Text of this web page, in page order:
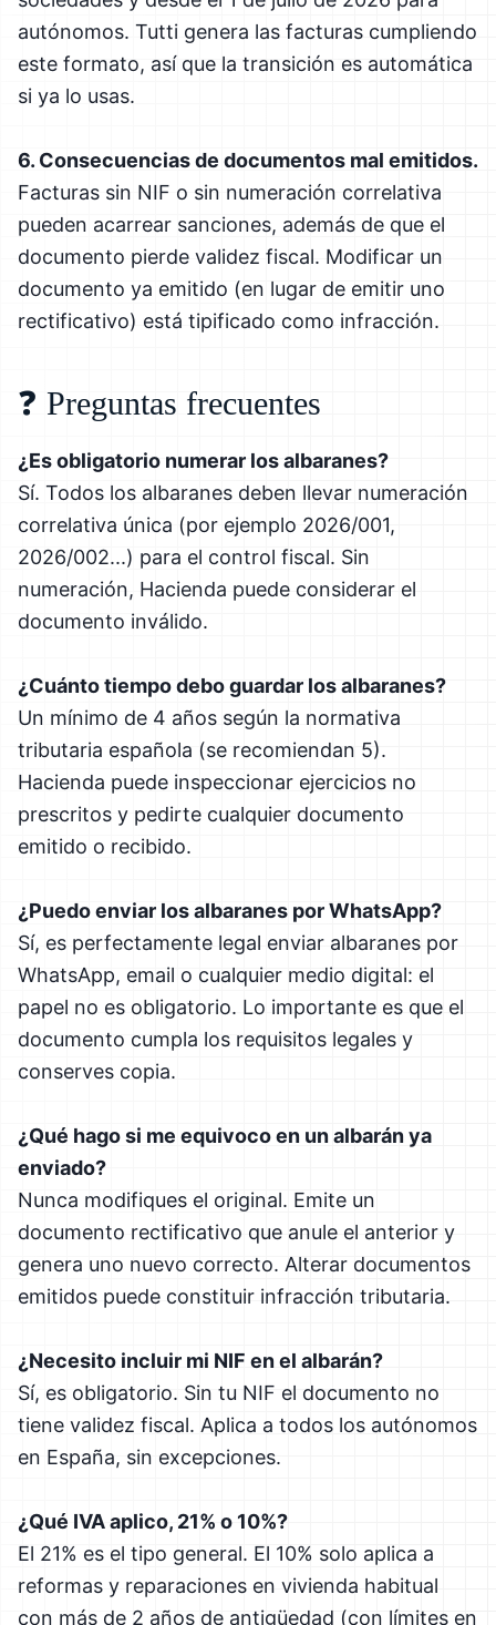
autónomos. Tutti genera las facturas cumpliendo
este formato, así que la transición es automática
si ya lo usas.
6. Consecuencias de documentos mal emitidos.
Facturas sin NIF o sin numeración correlativa
pueden acarrear sanciones, además de que el
documento pierde validez fiscal. Modificar un
documento ya emitido (en lugar de emitir uno
rectificativo) está tipificado como infracción.
❓ Preguntas frecuentes
¿Es obligatorio numerar los albaranes?
Sí. Todos los albaranes deben llevar numeración
correlativa única (por ejemplo 2026/001,
2026/002...) para el control fiscal. Sin
numeración, Hacienda puede considerar el
documento inválido.
¿Cuánto tiempo debo guardar los albaranes?
Un mínimo de 4 años según la normativa
tributaria española (se recomiendan 5).
Hacienda puede inspeccionar ejercicios no
prescritos y pedirte cualquier documento
emitido o recibido.
¿Puedo enviar los albaranes por WhatsApp?
Sí, es perfectamente legal enviar albaranes por
WhatsApp, email o cualquier medio digital: el
papel no es obligatorio. Lo importante es que el
documento cumpla los requisitos legales y
conserves copia.
¿Qué hago si me equivoco en un albarán ya
enviado?
Nunca modifiques el original. Emite un
documento rectificativo que anule el anterior y
genera uno nuevo correcto. Alterar documentos
emitidos puede constituir infracción tributaria.
¿Necesito incluir mi NIF en el albarán?
Sí, es obligatorio. Sin tu NIF el documento no
tiene validez fiscal. Aplica a todos los autónomos
en España, sin excepciones.
¿Qué IVA aplico, 21% o 10%?
El 21% es el tipo general. El 10% solo aplica a
reformas y reparaciones en vivienda habitual
con más de 2 años de antigüedad (con límites en